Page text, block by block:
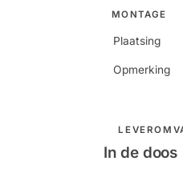
MONTAGE
Plaatsing
Opmerking
In de doos